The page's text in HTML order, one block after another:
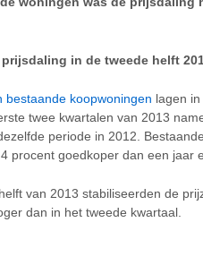
in de tweede helft
bestaande koopwoningen lagen
twee kwartalen van 2013
periode in 2012.
procent goedkoper dan een jaar
van 2013 stabiliseerden de
dan in het tweede kwartaal.